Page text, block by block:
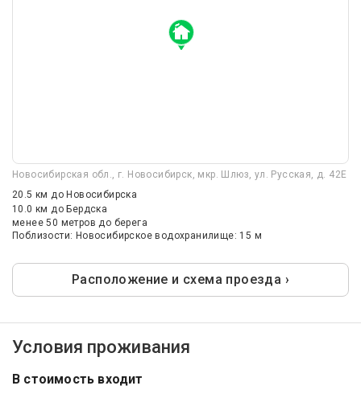
Новосибирская обл., г. Новосибирск, мкр. Шлюз, ул. Русская, д. 42Е
20.5 кмдо Новосибирска
10.0 кмдо Бердска
менее 50 метров до берега
Поблизости: Новосибирское водохранилище: 15 м
Расположение и схема проезда ›
Условия проживания
В стоимость входит